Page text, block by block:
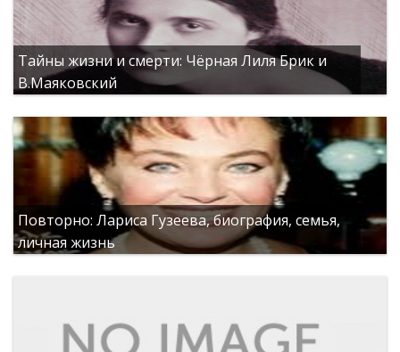
Тайны жизни и смерти: Чёрная Лиля Брик и
В.Маяковский
Повторно: Лариса Гузеева, биография, семья,
личная жизнь